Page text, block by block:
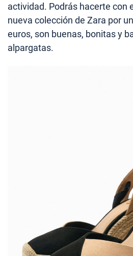
actividad. Podrás hacerte con
nueva colección de Zara por
euros, son buenas, bonitas y
alpargatas.